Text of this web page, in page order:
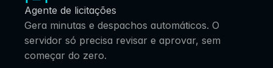
Agente de licitações
Gera minutas e despachos automáticos. O
servidor só precisa revisar e aprovar, sem
começar do zero.